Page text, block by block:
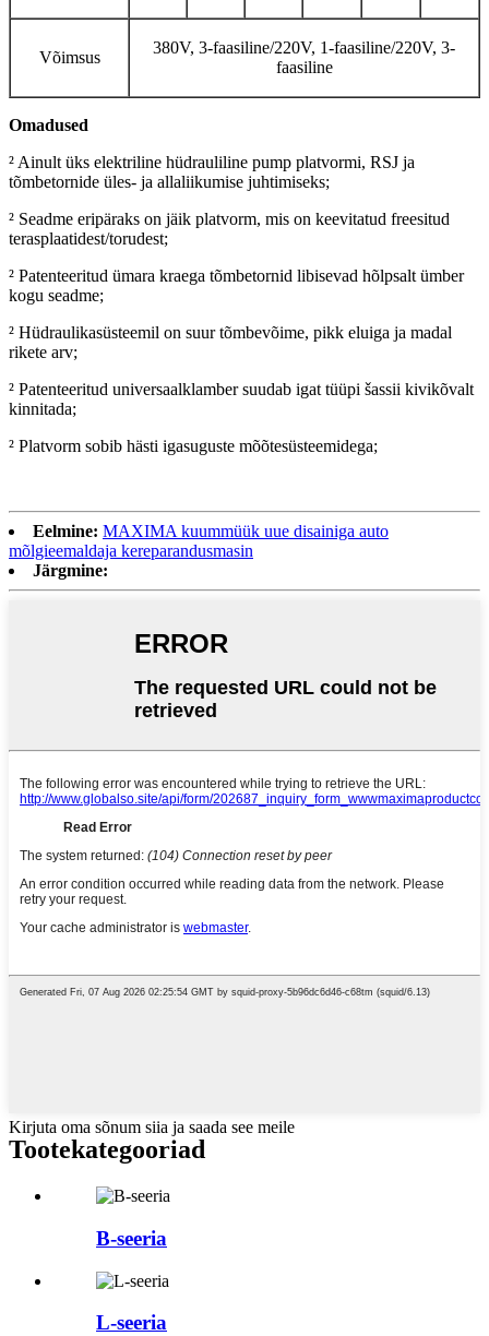
Võimsus
380V, 3-faasiline/220V, 1-faasiline/220V, 3-
faasiline
Omadused
² Ainult üks elektriline hüdrauliline pump platvormi, RSJ ja
tõmbetornide üles- ja allaliikumise juhtimiseks;
² Seadme eripäraks on jäik platvorm, mis on keevitatud freesitud
terasplaatidest/torudest;
² Patenteeritud ümara kraega tõmbetornid libisevad hõlpsalt ümber
kogu seadme;
² Hüdraulikasüsteemil on suur tõmbevõime, pikk eluiga ja madal
rikete arv;
² Patenteeritud universaalklamber suudab igat tüüpi šassii kivikõvalt
kinnitada;
² Platvorm sobib hästi igasuguste mõõtesüsteemidega;
Eelmine: MAXIMA kuummüük uue disainiga auto
mõlgieemaldaja kereparandusmasin
Järgmine:
Kirjuta oma sõnum siia ja saada see meile
Tootekategooriad
B-seeria
L-seeria